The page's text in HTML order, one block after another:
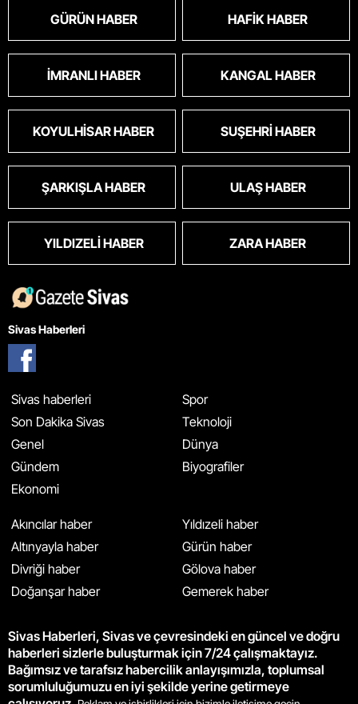
GÜRÜN HABER HAFIK HABER
İMRANLI HABER KANGAL HABER
KOYULHISAR HABER SUŞEHRI HABER
ŞARKIŞLA HABER ULAŞ HABER
YILDIZELI HABER ZARA HABER
Sivas Haberleri
Sivas haberleri
Son Dakika Sivas
Genel
Gündem
Ekonomi
Spor
Teknoloji
Dünya
Biyografiler
Akıncılar haber
Altınyayla haber
Divriği haber
Doğanşar haber
Yıldızeli haber
Gürün haber
Gölova haber
Gemerek haber
Sivas Haberleri, Sivas ve çevresindeki en güncel ve doğru
haberleri sizlerle buluşturmak için 7/24 çalışmaktayız.
Bağımsız ve tarafsız habercilik anlayışımızla, toplumsal
sorumluluğumuzu en iyi şekilde yerine getirmeye